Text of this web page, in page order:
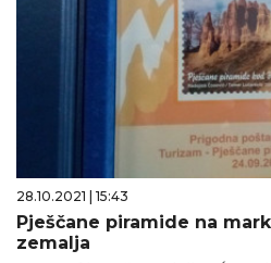
28.10.2021 | 15:43
Pješčane piramide na
zemalja